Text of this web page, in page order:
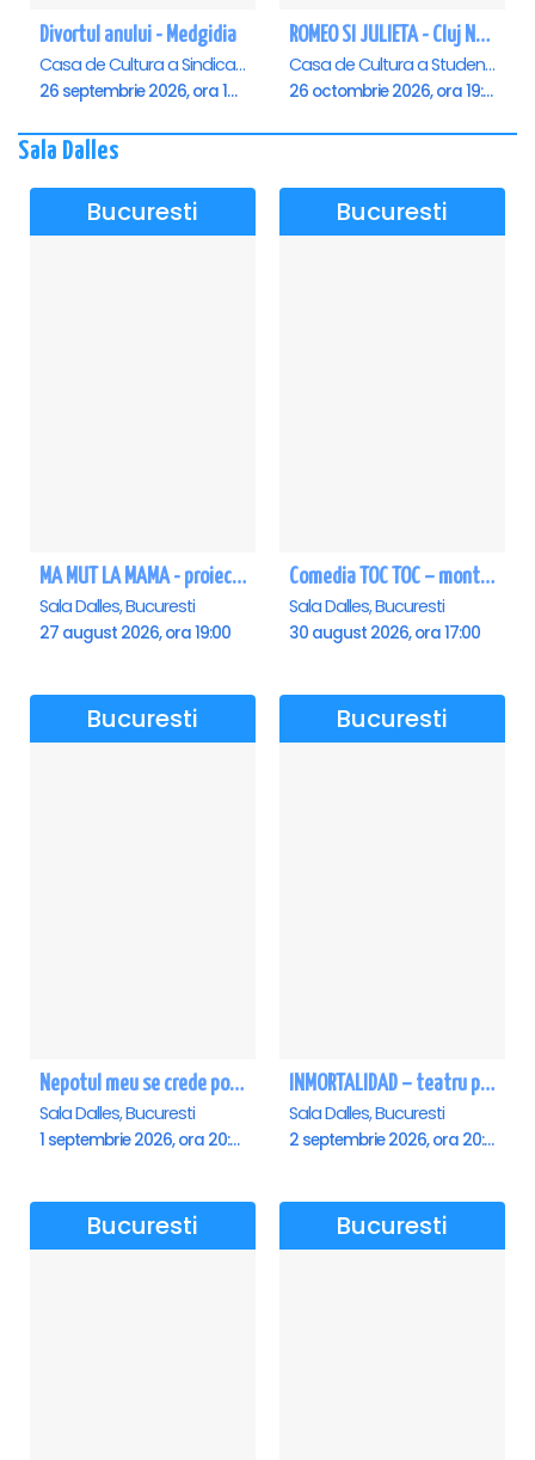
Divortul anului - Medgidia
Casa de Cultura a Sindicatelor Lucian Grigorescu, Medgidia
26 septembrie 2026, ora 19:00
ROMEO SI JULIETA - Cluj Napoca
Casa de Cultura a Studentilor Dumitru Farcas, Cluj-Napoca
26 octombrie 2026, ora 19:00
Sala Dalles
Bucuresti
MA MUT LA MAMA - proiectie film Dalles
Sala Dalles, Bucuresti
27 august 2026, ora 19:00
Bucuresti
Comedia TOC TOC – montarea originală
Sala Dalles, Bucuresti
30 august 2026, ora 17:00
Bucuresti
Nepotul meu se crede poet - Sala Dalles
Sala Dalles, Bucuresti
1 septembrie 2026, ora 20:00
Bucuresti
INMORTALIDAD – teatru poetic cu Magda Catone & Maxim Belciug
Sala Dalles, Bucuresti
2 septembrie 2026, ora 20:00
Bucuresti Bucuresti